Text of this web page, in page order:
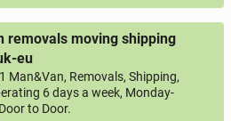
removals moving shipping
eu
Man&Van, Removals, Shipping,
6 days a week, Monday-
to Door.